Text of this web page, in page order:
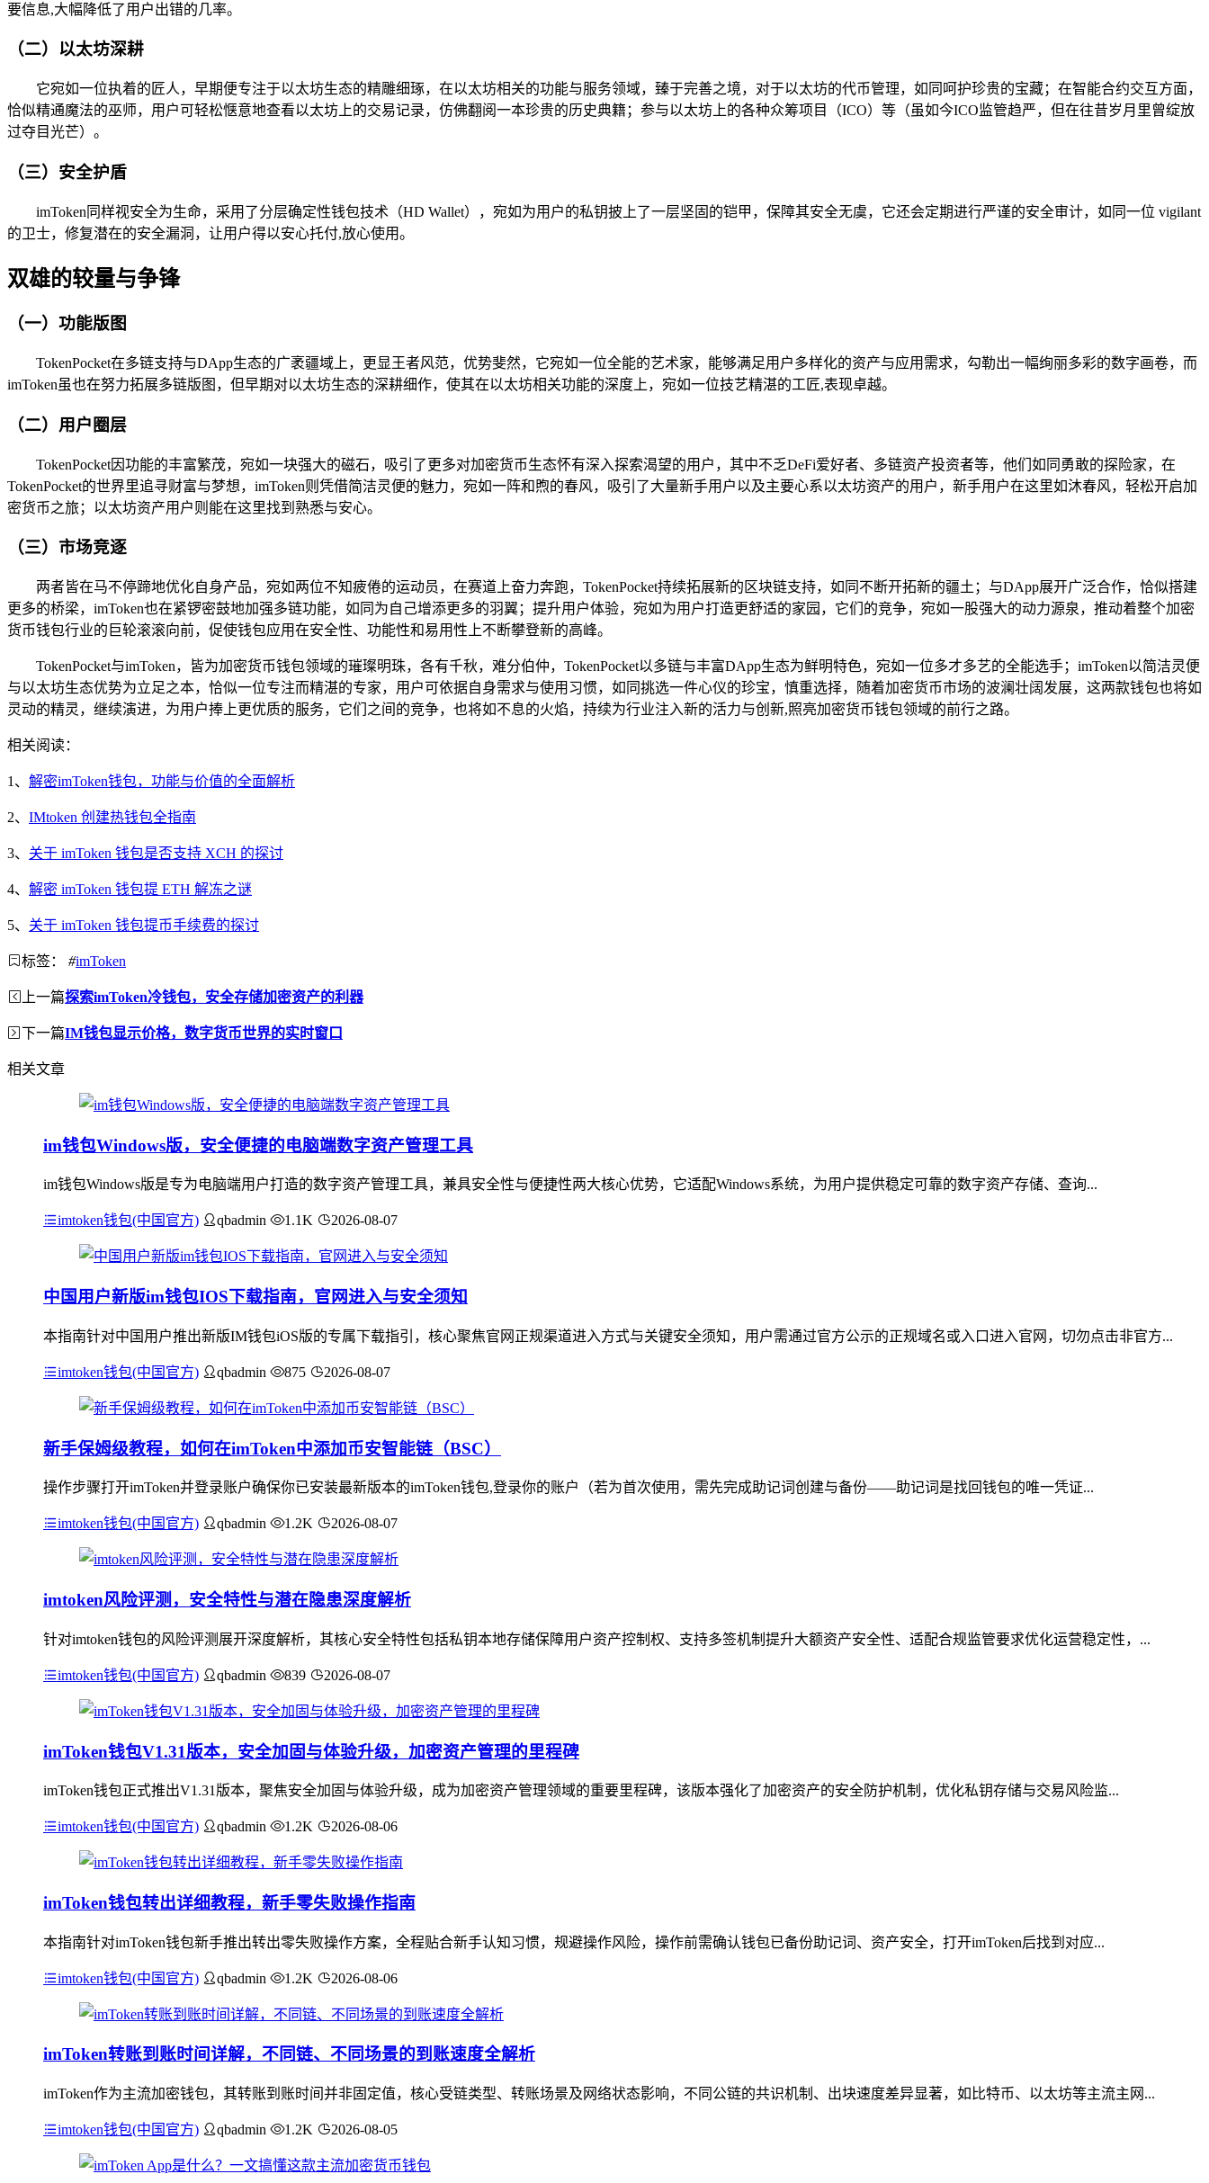
要信息,大幅降低了用户出错的几率。
（二）以太坊深耕
它宛如一位执着的匠人，早期便专注于以太坊生态的精雕细琢，在以太坊相关的功能与服务领域，臻于完善之境，对于以太坊的代币管理，如同呵护珍贵的宝藏；在智能合约交互方面，
恰似精通魔法的巫师，用户可轻松惬意地查看以太坊上的交易记录，仿佛翻阅一本珍贵的历史典籍；参与以太坊上的各种众筹项目（ICO）等（虽如今ICO监管趋严，但在往昔岁月里曾绽放
过夺目光芒）。
（三）安全护盾
imToken同样视安全为生命，采用了分层确定性钱包技术（HD Wallet），宛如为用户的私钥披上了一层坚固的铠甲，保障其安全无虞，它还会定期进行严谨的安全审计，如同一位 vigilant
的卫士，修复潜在的安全漏洞，让用户得以安心托付,放心使用。
双雄的较量与争锋
（一）功能版图
TokenPocket在多链支持与DApp生态的广袤疆域上，更显王者风范，优势斐然，它宛如一位全能的艺术家，能够满足用户多样化的资产与应用需求，勾勒出一幅绚丽多彩的数字画卷，而
imToken虽也在努力拓展多链版图，但早期对以太坊生态的深耕细作，使其在以太坊相关功能的深度上，宛如一位技艺精湛的工匠,表现卓越。
（二）用户圈层
TokenPocket因功能的丰富繁茂，宛如一块强大的磁石，吸引了更多对加密货币生态怀有深入探索渴望的用户，其中不乏DeFi爱好者、多链资产投资者等，他们如同勇敢的探险家，在
TokenPocket的世界里追寻财富与梦想，imToken则凭借简洁灵便的魅力，宛如一阵和煦的春风，吸引了大量新手用户以及主要心系以太坊资产的用户，新手用户在这里如沐春风，轻松开启加
密货币之旅；以太坊资产用户则能在这里找到熟悉与安心。
（三）市场竞逐
两者皆在马不停蹄地优化自身产品，宛如两位不知疲倦的运动员，在赛道上奋力奔跑，TokenPocket持续拓展新的区块链支持，如同不断开拓新的疆土；与DApp展开广泛合作，恰似搭建
更多的桥梁，imToken也在紧锣密鼓地加强多链功能，如同为自己增添更多的羽翼；提升用户体验，宛如为用户打造更舒适的家园，它们的竞争，宛如一股强大的动力源泉，推动着整个加密
货币钱包行业的巨轮滚滚向前，促使钱包应用在安全性、功能性和易用性上不断攀登新的高峰。
TokenPocket与imToken，皆为加密货币钱包领域的璀璨明珠，各有千秋，难分伯仲，TokenPocket以多链与丰富DApp生态为鲜明特色，宛如一位多才多艺的全能选手；imToken以简洁灵便
与以太坊生态优势为立足之本，恰似一位专注而精湛的专家，用户可依据自身需求与使用习惯，如同挑选一件心仪的珍宝，慎重选择，随着加密货币市场的波澜壮阔发展，这两款钱包也将如
灵动的精灵，继续演进，为用户捧上更优质的服务，它们之间的竞争，也将如不息的火焰，持续为行业注入新的活力与创新,照亮加密货币钱包领域的前行之路。
相关阅读：
1、 解密imToken钱包，功能与价值的全面解析
2、 IMtoken 创建热钱包全指南
3、 关于 imToken 钱包是否支持 XCH 的探讨
4、 解密 imToken 钱包提 ETH 解冻之谜
5、 关于 imToken 钱包提币手续费的探讨
标签： #imToken
上一篇探索imToken冷钱包，安全存储加密资产的利器
下一篇IM钱包显示价格，数字货币世界的实时窗口
相关文章
im钱包Windows版，安全便捷的电脑端数字资产管理工具
im钱包Windows版是专为电脑端用户打造的数字资产管理工具，兼具安全性与便捷性两大核心优势，它适配Windows系统，为用户提供稳定可靠的数字资产存储、查询...
imtoken钱包(中国官方) qbadmin 1.1K 2026-08-07
中国用户新版im钱包IOS下载指南，官网进入与安全须知
本指南针对中国用户推出新版IM钱包iOS版的专属下载指引，核心聚焦官网正规渠道进入方式与关键安全须知，用户需通过官方公示的正规域名或入口进入官网，切勿点击非官方...
imtoken钱包(中国官方) qbadmin 875 2026-08-07
新手保姆级教程，如何在imToken中添加币安智能链（BSC）
操作步骤打开imToken并登录账户确保你已安装最新版本的imToken钱包,登录你的账户（若为首次使用，需先完成助记词创建与备份——助记词是找回钱包的唯一凭证...
imtoken钱包(中国官方) qbadmin 1.2K 2026-08-07
imtoken风险评测，安全特性与潜在隐患深度解析
针对imtoken钱包的风险评测展开深度解析，其核心安全特性包括私钥本地存储保障用户资产控制权、支持多签机制提升大额资产安全性、适配合规监管要求优化运营稳定性，...
imtoken钱包(中国官方) qbadmin 839 2026-08-07
imToken钱包V1.31版本，安全加固与体验升级，加密资产管理的里程碑
imToken钱包正式推出V1.31版本，聚焦安全加固与体验升级，成为加密资产管理领域的重要里程碑，该版本强化了加密资产的安全防护机制，优化私钥存储与交易风险监...
imtoken钱包(中国官方) qbadmin 1.2K 2026-08-06
imToken钱包转出详细教程，新手零失败操作指南
本指南针对imToken钱包新手推出转出零失败操作方案，全程贴合新手认知习惯，规避操作风险，操作前需确认钱包已备份助记词、资产安全，打开imToken后找到对应...
imtoken钱包(中国官方) qbadmin 1.2K 2026-08-06
imToken转账到账时间详解，不同链、不同场景的到账速度全解析
imToken作为主流加密钱包，其转账到账时间并非固定值，核心受链类型、转账场景及网络状态影响，不同公链的共识机制、出块速度差异显著，如比特币、以太坊等主流主网...
imtoken钱包(中国官方) qbadmin 1.2K 2026-08-05